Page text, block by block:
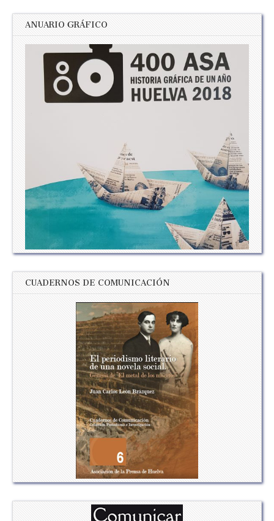
ANUARIO GRÁFICO
CUADERNOS DE COMUNICACIÓN